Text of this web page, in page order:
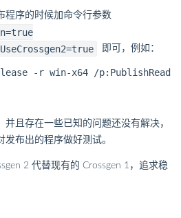
程序的时候加命令行参数
即可，例如：
并且存在一些已知的问题还没有解决，
发布出的程序做好测试。
2 代替现有的 Crossgen 1，追求稳